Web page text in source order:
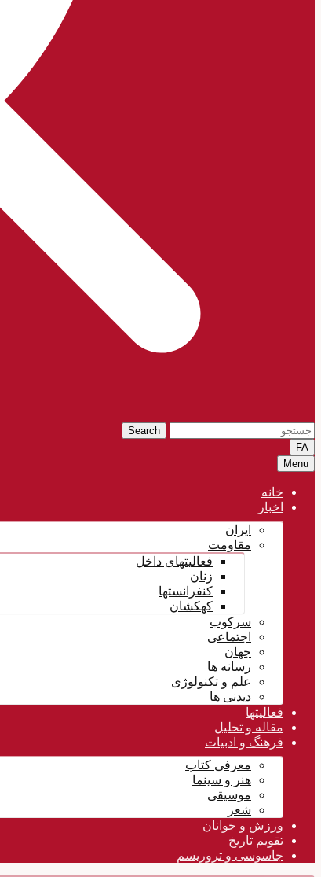
Search
FA
Menu
خانه
اخبار
ایران
مقاومت
فعالیتهای داخل
زنان
کنفرانستها
کهکشان
سرکوب
اجتماعی
جهان
رسانه ها
علم و تکنولوژی
دیدنی ها
فعالیتها
مقاله و تحلیل
فرهنگ و ادبیات
معرفی کتاب
هنر و سینما
موسیقی
شعر
ورزش و جوانان
تقویم تاريخ
جاسوسی و تروریسم